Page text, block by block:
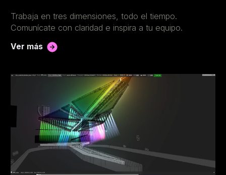
Trabaja en tres dimensiones, todo el tiempo.
Comunícate con claridad e inspira a tu equipo.
Ver más